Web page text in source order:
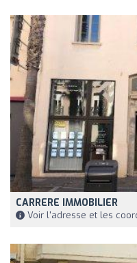
CARRERE IMMOBILIER
Voir l'adresse et les